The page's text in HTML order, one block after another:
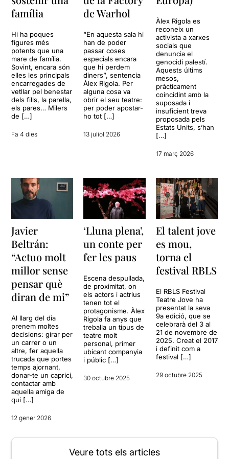
família
Hi ha poques
figures més
potents que una
mare de família.
Sovint, encara són
elles les principals
encarregades de
vetllar pel benestar
dels fills, la parella,
els pares… Milers
de […]
Fa 4 dies
de Warhol
“En aquesta sala hi
han de poder
passar coses
especials encara
que hi perdem
diners”, sentencia
Àlex Rigola. Per
alguna cosa va
obrir el seu teatre:
per poder apostar-
ho tot […]
13 juliol 2026
Àlex Rigola es
reconeix un
activista a xarxes
socials que
denuncia el
genocidi palestí.
Aquests últims
mesos,
pràcticament
coincidint amb la
suposada i
insuficient treva
proposada pels
Estats Units, s’han
[…]
17 març 2026
Javier
Beltrán:
“Actuo molt
millor sense
pensar què
diran de mi”
Al llarg del dia
prenem moltes
decisions: girar per
un carrer o un
altre, fer aquella
trucada que portes
temps ajornant,
donar-te un caprici,
contactar amb
aquella amiga de
qui […]
12 gener 2026
‘Lluna plena’,
un conte per
fer les paus
Escena despullada,
de proximitat, on
els actors i actrius
tenen tot el
protagonisme. Àlex
Rigola fa anys que
treballa un tipus de
teatre molt
personal, primer
ubicant companyia
i públic […]
30 octubre 2025
El talent jove
es mou,
torna el
festival RBLS
El RBLS Festival
Teatre Jove ha
presentat la seva
9a edició, que se
celebrarà del 3 al
21 de novembre de
2025. Creat el 2017
i definit com a
festival […]
29 octubre 2025
Veure tots els articles